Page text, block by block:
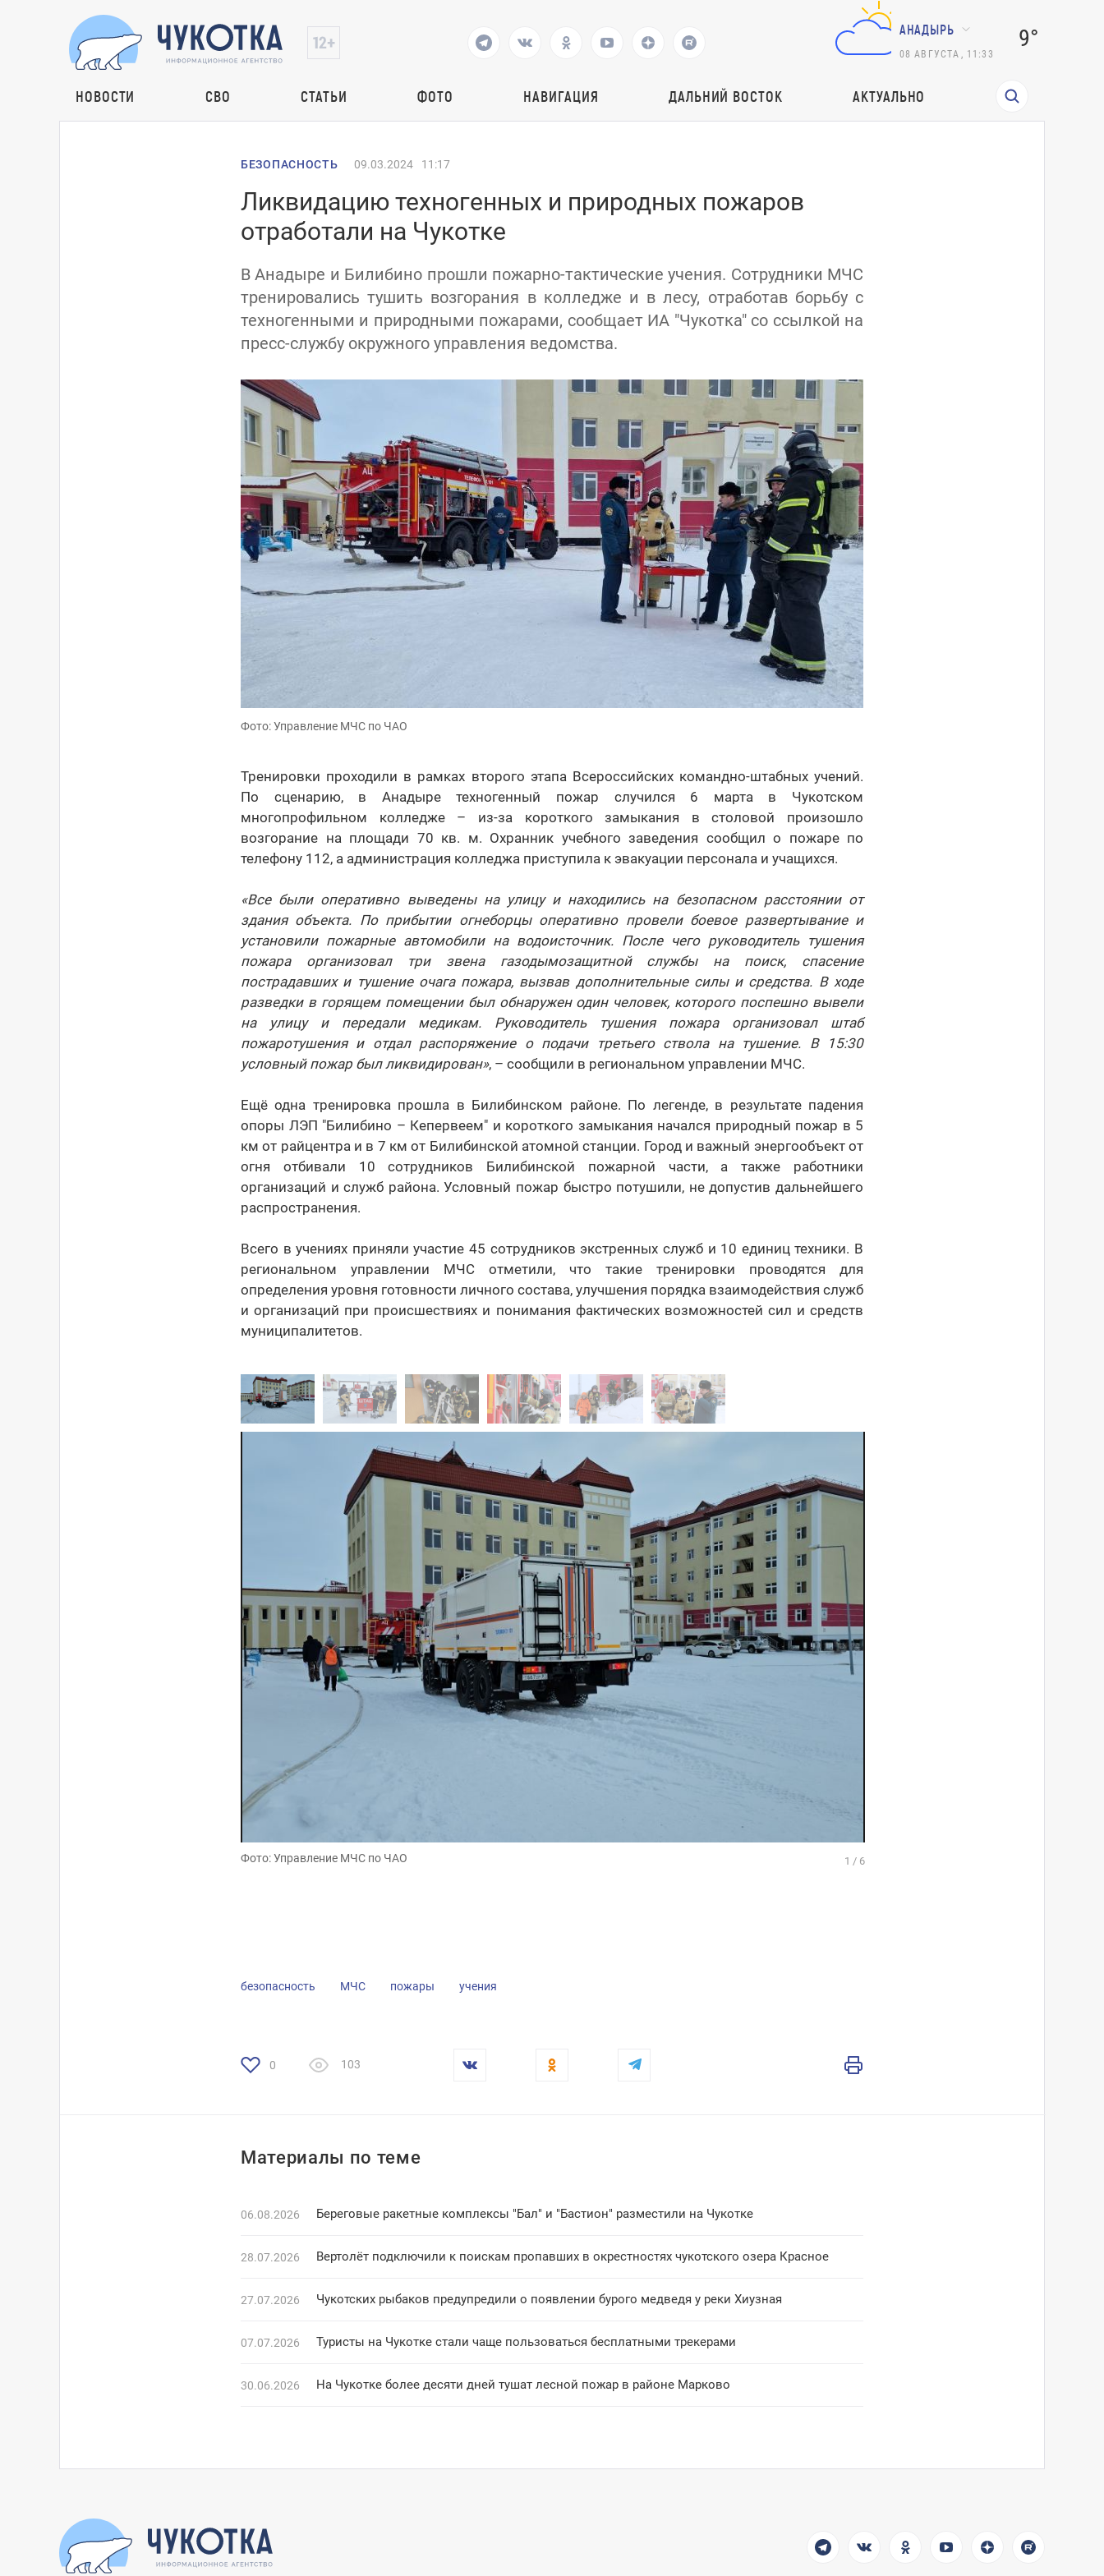
АНАДЫРЬ
08 АВГУСТА 11:33
9°
НОВОСТИ СВО СТАТЬИ ФОТО НАВИГАЦИЯ ДАЛЬНИЙ ВОСТОК АКТУАЛЬНО
БЕЗОПАСНОСТЬ 09.03.2024 11:17
Ликвидацию техногенных и природных пожаров
отработали на Чукотке
В Анадыре и Билибино прошли пожарно-тактические учения. Сотрудники МЧС
тренировались тушить возгорания в колледже и в лесу, отработав борьбу с
техногенными и природными пожарами, сообщает ИА "Чукотка" со ссылкой на
пресс-службу окружного управления ведомства.
Фото: Управление МЧС по ЧАО
Тренировки проходили в рамках второго этапа Всероссийских командно-штабных учений.
По сценарию, в Анадыре техногенный пожар случился 6 марта в Чукотском
многопрофильном колледже – из-за короткого замыкания в столовой произошло
возгорание на площади 70 кв. м. Охранник учебного заведения сообщил о пожаре по
телефону 112, а администрация колледжа приступила к эвакуации персонала и учащихся.
«Все были оперативно выведены на улицу и находились на безопасном расстоянии от
здания объекта. По прибытии огнеборцы оперативно провели боевое развертывание и
установили пожарные автомобили на водоисточник. После чего руководитель тушения
пожара организовал три звена газодымозащитной службы на поиск, спасение
пострадавших и тушение очага пожара, вызвав дополнительные силы и средства. В ходе
разведки в горящем помещении был обнаружен один человек, которого поспешно вывели
на улицу и передали медикам. Руководитель тушения пожара организовал штаб
пожаротушения и отдал распоряжение о подачи третьего ствола на тушение. В 15:30
условный пожар был ликвидирован», – сообщили в региональном управлении МЧС.
Ещё одна тренировка прошла в Билибинском районе. По легенде, в результате падения
опоры ЛЭП "Билибино – Кепервеем" и короткого замыкания начался природный пожар в 5
км от райцентра и в 7 км от Билибинской атомной станции. Город и важный энергообъект от
огня отбивали 10 сотрудников Билибинской пожарной части, а также работники
организаций и служб района. Условный пожар быстро потушили, не допустив дальнейшего
распространения.
Всего в учениях приняли участие 45 сотрудников экстренных служб и 10 единиц техники. В
региональном управлении МЧС отметили, что такие тренировки проводятся для
определения уровня готовности личного состава, улучшения порядка взаимодействия служб
и организаций при происшествиях и понимания фактических возможностей сил и средств
муниципалитетов.
Фото: Управление МЧС по ЧАО
Фото: Управление МЧС по ЧАО 1 / 6
безопасность МЧС пожары учения
0 103
Материалы по теме
06.08.2026 Береговые ракетные комплексы "Бал" и "Бастион" разместили на Чукотке
28.07.2026 Вертолёт подключили к поискам пропавших в окрестностях чукотского озера Красное
27.07.2026 Чукотских рыбаков предупредили о появлении бурого медведя у реки Хиузная
07.07.2026 Туристы на Чукотке стали чаще пользоваться бесплатными трекерами
30.06.2026 На Чукотке более десяти дней тушат лесной пожар в районе Марково